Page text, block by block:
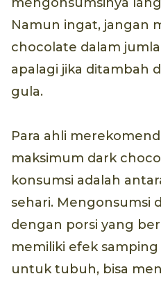
Namun ingat, jangan
chocolate dalam
apalagi jika ditambah
gula.
Para ahli
maksimum dark
konsumsi adalah
sehari. Mengonsumsi
dengan porsi yang
memiliki efek
untuk tubuh, bisa